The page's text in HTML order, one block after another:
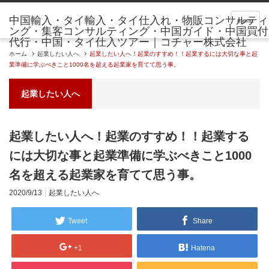
menu
ホーム 起業したい人へ
起業したい人へ！起業のすすめ！！起業するには大切な事と起
業準備に学ぶべきこと1000名を超える起業家を育てて思う事。
起業したい人へ
起業したい人へ！起業のすすめ！！起業する
には大切な事と起業準備に学ぶべきこと1000
名を超える起業家を育てて思う事。
2020/9/13 起業したい人へ
Tweet Share
+1 Hatena